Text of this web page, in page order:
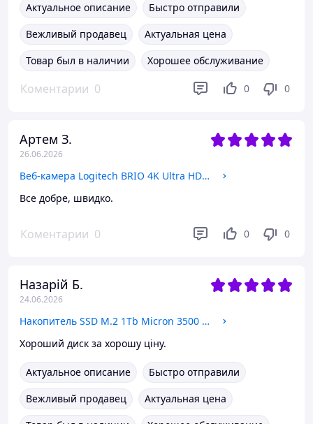
Актуальное описание
Быстро отправили
Вежливый продавец
Актуальная цена
Товар был в наличии
Хорошее обслуживание
Коментарии 0 0 0
Артем З.
26.06.2026
Веб-камера Logitech BRIO 4K Ultra HD/ 3840x2160, Windows Hello, HDR, Автофокус
Все добре, швидко.
Коментарии 0 0 0
Назарій Б.
24.06.2026
Накопитель SSD M.2 1Tb Micron 3500 2280 NVMe PCIe 4.0 x4 (MTFDKBA1T0TGD) OEM NEW
Хороший диск за хорошу ціну.
Актуальное описание
Быстро отправили
Вежливый продавец
Актуальная цена